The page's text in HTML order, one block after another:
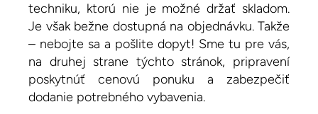
techniku, ktorú nie je možné držať skladom.
Je však bežne dostupná na objednávku. Takže
– nebojte sa a pošlite dopyt! Sme tu pre vás,
na druhej strane týchto stránok, pripravení
poskytnúť cenovú ponuku a zabezpečiť
dodanie potrebného vybavenia.